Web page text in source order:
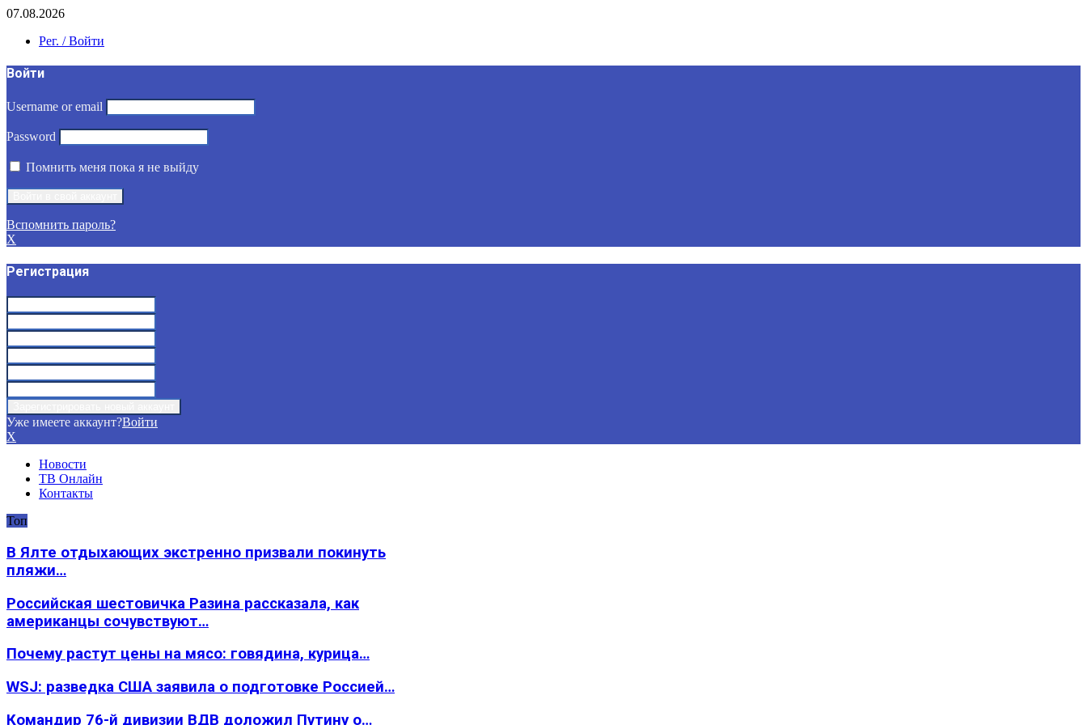
07.08.2026
Рег. / Войти
Войти
Username or email
Password
Помнить меня пока я не выйду
Вспомнить пароль?
X
Регистрация
Уже имеете аккаунт?Войти
X
Новости
ТВ Онлайн
Контакты
Топ
В Ялте отдыхающих экстренно призвали покинуть
пляжи…
Российская шестовичка Разина рассказала, как
американцы сочувствуют…
Почему растут цены на мясо: говядина, курица…
WSJ: разведка США заявила о подготовке Россией…
Командир 76-й дивизии ВДВ доложил Путину о…